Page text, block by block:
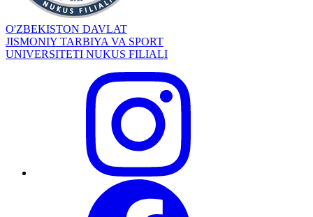
O'ZBEKISTON DAVLAT
JISMONIY TARBIYA VA SPORT
UNIVERSITETI NUKUS FILIALI